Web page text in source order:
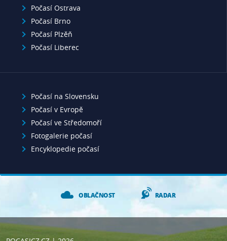
Počasí Ostrava
Počasí Brno
Počasí Plzěň
Počasí Liberec
Počasí na Slovensku
Počasí v Evropě
Počasí ve Středomoří
Fotogalerie počasí
Encyklopedie počasí
OBLAČNOST RADAR